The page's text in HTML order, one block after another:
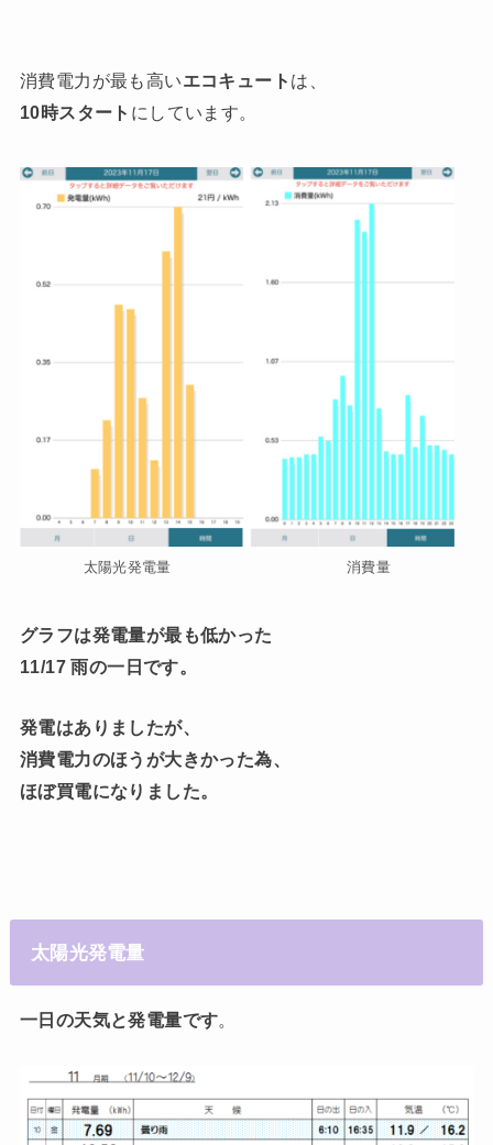
消費電力が最も高いエコキュート は、
10時スタート にしています。
太陽光発電量 消費量
グラフは発電量が最も低かった
11/17雨の一日です。
発電はありましたが、
消費電力のほうが大きかった為、
ほぼ買電になりました。
太陽光発電量
一日の天気と発電量です。